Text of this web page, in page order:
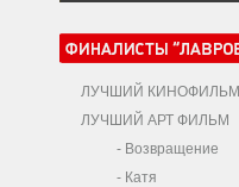
ЛУЧШИЙ КИНОФИЛЬМ
ЛУЧШИЙ АРТ ФИЛЬМ
- Возвращение
- Катя